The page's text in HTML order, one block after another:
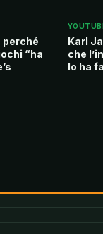
perché
“ha
Karl
che
lo ha